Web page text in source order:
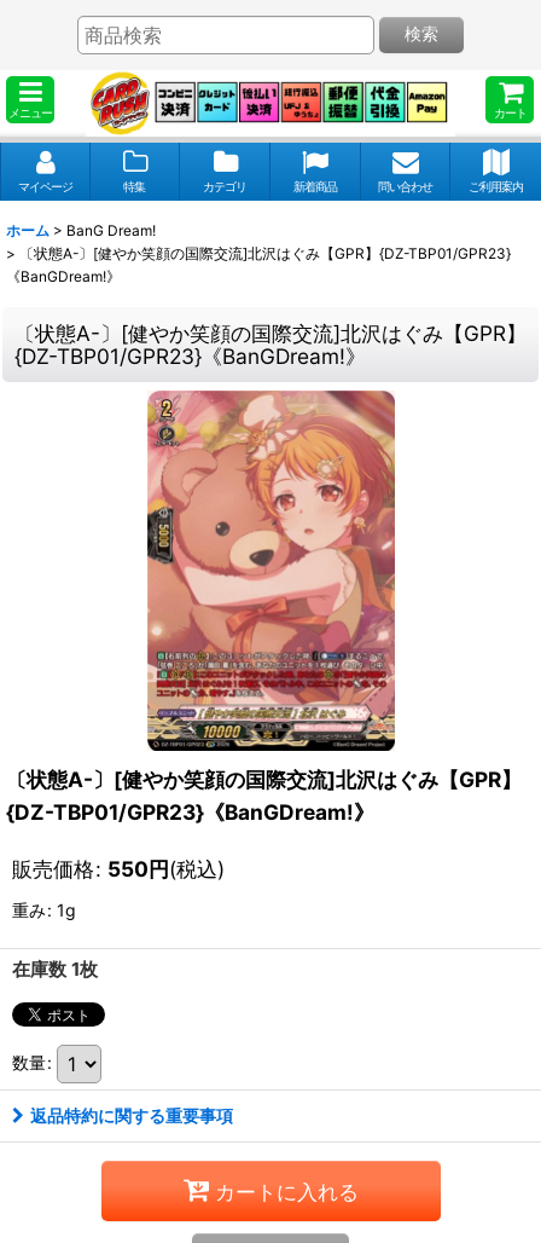
メニュー カート
検索
マイページ 特集 カテゴリ 新着商品 問い合わせ ご利用案内
ホーム > BanG Dream!
>
〔状態A-〕[健やか笑顔の国際交流]北沢はぐみ【GPR】{DZ-TBP01/GPR23}
《BanGDream!》
〔状態A-〕[健やか笑顔の国際交流]北沢はぐみ【GPR】
{DZ-TBP01/GPR23}《BanGDream!》
〔状態A-〕[健やか笑顔の国際交流]北沢はぐみ【GPR】
{DZ-TBP01/GPR23}《BanGDream!》
販売価格: 550円(税込)
重み: 1g
在庫数 1枚
数量:
返品特約に関する重要事項
カートに入れる